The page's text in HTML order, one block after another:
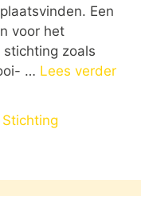
Een
voor het
zoals
… Lees verder
Stichting